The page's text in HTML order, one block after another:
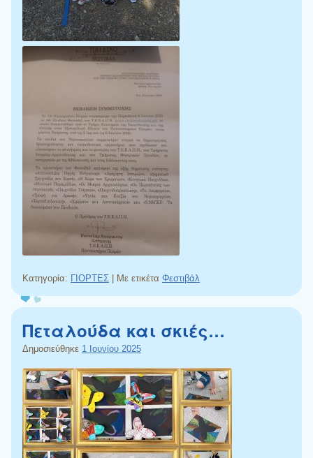
Κατηγορία: ΓΙΟΡΤΕΣ Με ετικέτα Φεστιβάλ
Πεταλούδα και σκιές…
Δημοσιεύθηκε 1 Ιουνίου 2025